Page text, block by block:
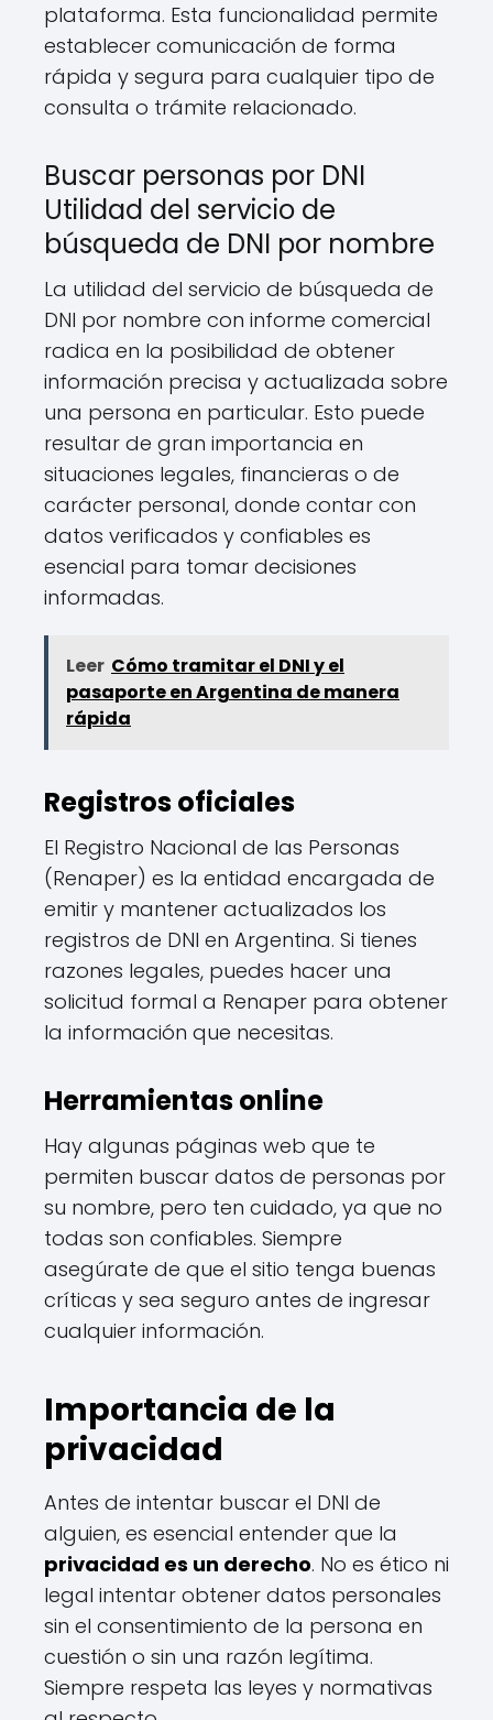
plataforma. Esta funcionalidad permite
establecer comunicación de forma
rápida y segura para cualquier tipo de
consulta o trámite relacionado.
Buscar personas por DNI
Utilidad del servicio de
búsqueda de DNI por nombre
La utilidad del servicio de búsqueda de
DNI por nombre con informe comercial
radica en la posibilidad de obtener
información precisa y actualizada sobre
una persona en particular. Esto puede
resultar de gran importancia en
situaciones legales, financieras o de
carácter personal, donde contar con
datos verificados y confiables es
esencial para tomar decisiones
informadas.
Leer Cómo tramitar el DNI y el
pasaporte en Argentina de manera
rápida
Registros oficiales
El Registro Nacional de las Personas
(Renaper) es la entidad encargada de
emitir y mantener actualizados los
registros de DNI en Argentina. Si tienes
razones legales, puedes hacer una
solicitud formal a Renaper para obtener
la información que necesitas.
Herramientas online
Hay algunas páginas web que te
permiten buscar datos de personas por
su nombre, pero ten cuidado, ya que no
todas son confiables. Siempre
asegúrate de que el sitio tenga buenas
críticas y sea seguro antes de ingresar
cualquier información.
Importancia de la
privacidad
Antes de intentar buscar el DNI de
alguien, es esencial entender que la
privacidad es un derecho. No es ético ni
legal intentar obtener datos personales
sin el consentimiento de la persona en
cuestión o sin una razón legítima.
Siempre respeta las leyes y normativas